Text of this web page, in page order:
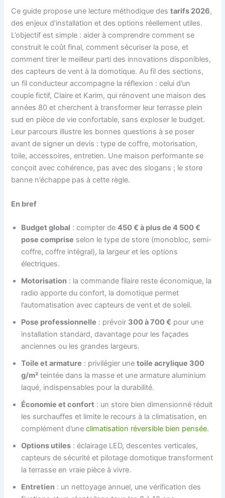
Ce guide propose une lecture méthodique destarifs 2026,
des enjeux d’installation et des options réellement utiles.
L’objectif est simple : aider à comprendre comment se
construit le coût final, comment sécuriser la pose, et
comment tirer le meilleur parti des innovations disponibles,
des capteurs de vent à la domotique. Au fil des sections,
un fil conducteur accompagne la réflexion : celui d’un
couple fictif, Claire et Karim, qui rénovent une maison des
années 80 et cherchent à transformer leur terrasse plein
sud en pièce de vie confortable, sans exploser le budget.
Leur parcours illustre les bonnes questions à se poser
avant de signer un devis : type de coffre, motorisation,
toile, accessoires, entretien. Une maison performante se
conçoit avec cohérence, pas avec des slogans ; le store
banne n’échappe pas à cette règle.
En bref
Budget global : compter de450 € à plus de 4 500 €
pose comprise selon le type de store (monobloc, semi-
coffre, coffre intégral), la largeur et les options
électriques.
Motorisation : la commande filaire reste économique, la
radio apporte du confort, la domotique permet
l’automatisation avec capteurs de vent et de soleil.
Pose professionnelle : prévoir 300 à 700 € pour une
installation standard, davantage pour les façades
anciennes ou les grandes largeurs.
Toile et armature : privilégier unetoile acrylique 300
g/m² teintée dans la masse et une armature aluminium
laqué, indispensables pour la durabilité.
Économie et confort : un store bien dimensionné réduit
les surchauffes et limite le recours à la climatisation, en
complément d’uneclimatisation réversible bien pensée.
Options utiles : éclairage LED, descentes verticales,
capteurs de sécurité et pilotage domotique transforment
la terrasse en vraie pièce à vivre.
Entretien : un nettoyage annuel, une vérification des